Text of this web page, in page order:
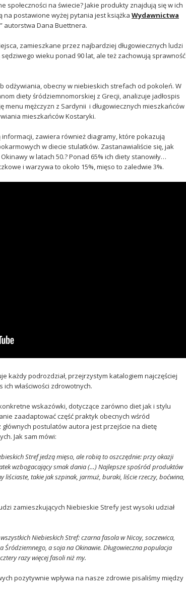
społeczności na świecie? Jakie produkty znajdują się w ich
na postawione wyżej pytania jest książka Wydawnictwa
autorstwa Dana Buettnera.
zamieszkane przez najbardziej długowiecznych ludzi
wieku ponad 90 lat, ale też zachowują sprawność
odżywiania, obecny w niebieskich strefach od pokoleń. W
diety śródziemnomorskiej z Grecji, analizuje jadłospis
menu mężczyzn z Sardynii i długowiecznych mieszkańców
mieszkańców Kostaryki.
informacji, zawiera również diagramy, które pokazują
w diecie stulatków. Zastanawialiście się, jak
w latach 50.? Ponad 65% ich diety stanowiły…
i warzywa to około 15%, mięso to zaledwie 3%.
każdy podrozdział, przejrzystym katalogiem najczęściej
właściwości zdrowotnych.
wskazówki, dotyczące zarówno diet jak i stylu
zaadaptować część praktyk obecnych wśród
postulatów autora jest przejście na dietę
Jak sam mówi:
Stref jedzą mięso, ale robią to oszczędnie: przy okazji
wzbogacający smak dania (…) Najlepsze spośród produktów
liściaste, takie jak szpinak, jarmuż, buraki, liście rzeczy, boćwina,
zamieszkujących Niebieskie Strefy jest wysoki udział
Niebieskich Stref: czarna fasola w Nicoy, soczewica,
Śródziemnego, a soja na Okinawie. Długowieczna populacja
razy więcej fasoli niż my.
pozytywnie wpływa na nasze zdrowie pisaliśmy między